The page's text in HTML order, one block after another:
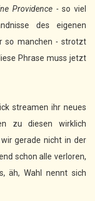
Providence - so viel
des eigenen
so manchen - strotzt
Phrase muss jetzt
streamen ihr neues
zu diesen wirklich
gerade nicht in der
schon alle verloren,
äh, Wahl nennt sich